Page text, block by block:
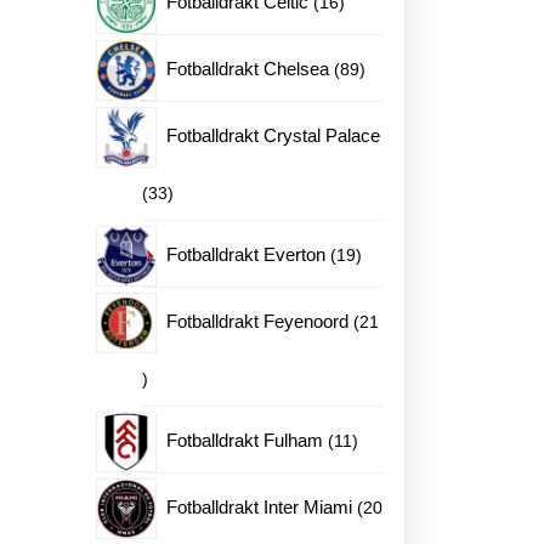
Fotballdrakt Chelsea 8989
Fotballdrakt Crystal Palace
3333
produkter
Fotballdrakt Everton 1919
Fotballdrakt Feyenoord 21
21
produkter
Fotballdrakt Fulham 1111
Fotballdrakt Inter Miami 20